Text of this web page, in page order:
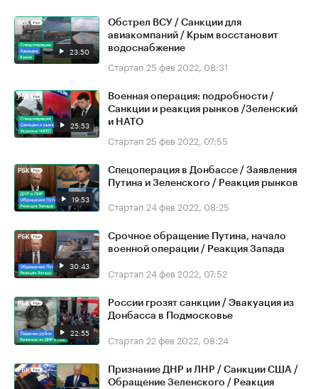
23:50
Обстрел ВСУ / Санкции для
авиакомпаний / Крым восстановит
водоснабжение
Стартап 25 фев 2022, 08:31
25:53
Военная операция: подробности /
Санкции и реакция рынков /Зеленский
и НАТО
Стартап 25 фев 2022, 07:55
19:53
Спецоперация в Донбассе / Заявления
Путина и Зеленского / Реакция рынков
Стартап 24 фев 2022, 08:25
30:43
Срочное обращение Путина, начало
военной операции / Реакция Запада
Стартап 24 фев 2022, 07:52
22:55
России грозят санкции / Эвакуация из
Донбасса в Подмосковье
Стартап 22 фев 2022, 08:24
Признание ДНР и ЛНР / Санкции США /
Обращение Зеленского / Реакция